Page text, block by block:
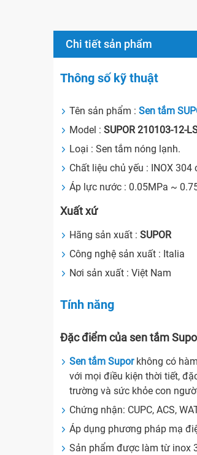
Chi tiết sản phẩm
Thông số kỹ thuật
Tên sản phẩm : Sen tắm
Model : SUPOR 210103-12-
Loại : Sen tắm nóng lạnh.
Chất liệu chủ yếu : INOX 304
Áp lực nước : 0.05MPa ~
Xuất xứ
Hãng sản xuất :SUPOR
Công nghệ sản xuất : Italia
Nơi sản xuất : Việt Nam
Tính năng
Đặc điểm của sen tắm
Sen tắm Supor không có
với mọi điều kiện thời tiết,
trường và sức khỏe con
Chứng nhận: CUPC, ACS,
Áp dụng phương pháp mạ
Sản phẩm được làm từ inox